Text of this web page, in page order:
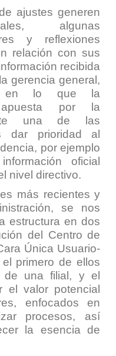
ajustes generen
algunas
y reflexiones
relación con sus
recibida
gerencia general,
en lo que la
apuesta por la
una de las
dar prioridad al
por ejemplo
oficial
nivel directivo.
más recientes y
se nos
estructura en dos
del Centro de
Única Usuario-
primero de ellos
una filial, y el
el valor potencial
enfocados en
procesos, así
la esencia de